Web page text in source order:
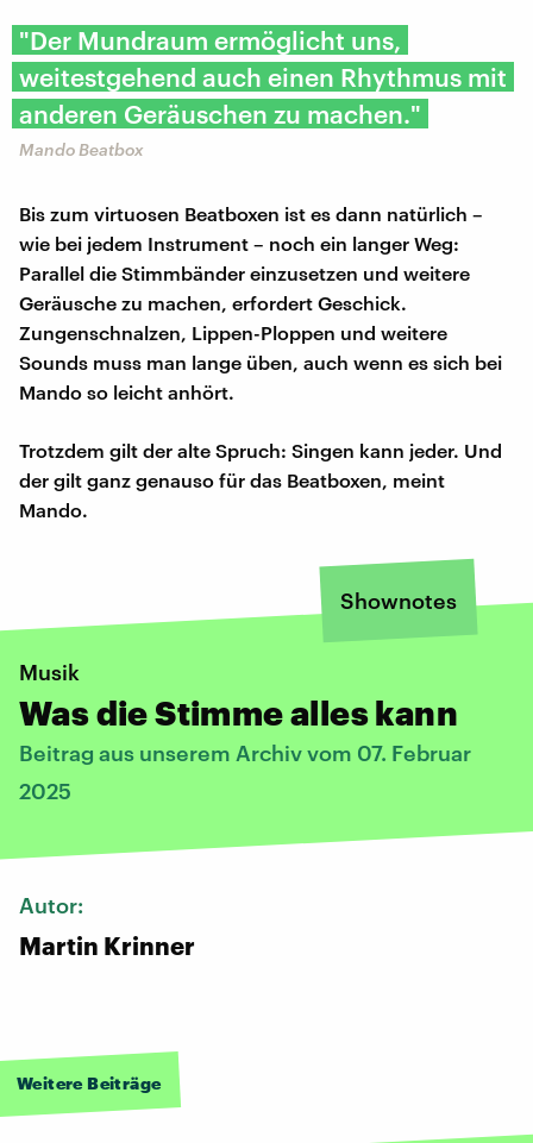
"Der Mundraum ermöglicht uns,
weitestgehend auch einen Rhythmus mit
anderen Geräuschen zu machen."
Mando Beatbox
Bis zum virtuosen Beatboxen ist es dann natürlich –
wie bei jedem Instrument – noch ein langer Weg:
Parallel die Stimmbänder einzusetzen und weitere
Geräusche zu machen, erfordert Geschick.
Zungenschnalzen, Lippen-Ploppen und weitere
Sounds muss man lange üben, auch wenn es sich bei
Mando so leicht anhört.
Trotzdem gilt der alte Spruch: Singen kann jeder. Und
der gilt ganz genauso für das Beatboxen, meint
Mando.
Shownotes
Musik
Was die Stimme alles kann
Beitrag aus unserem Archiv vom 07. Februar
2025
Autor:
Martin Krinner
Weitere Beiträge